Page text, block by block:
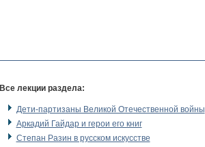
Все лекции раздела:
Дети-партизаны Великой Отечественной войны
Аркадий Гайдар и герои его книг
Степан Разин в русском искусстве